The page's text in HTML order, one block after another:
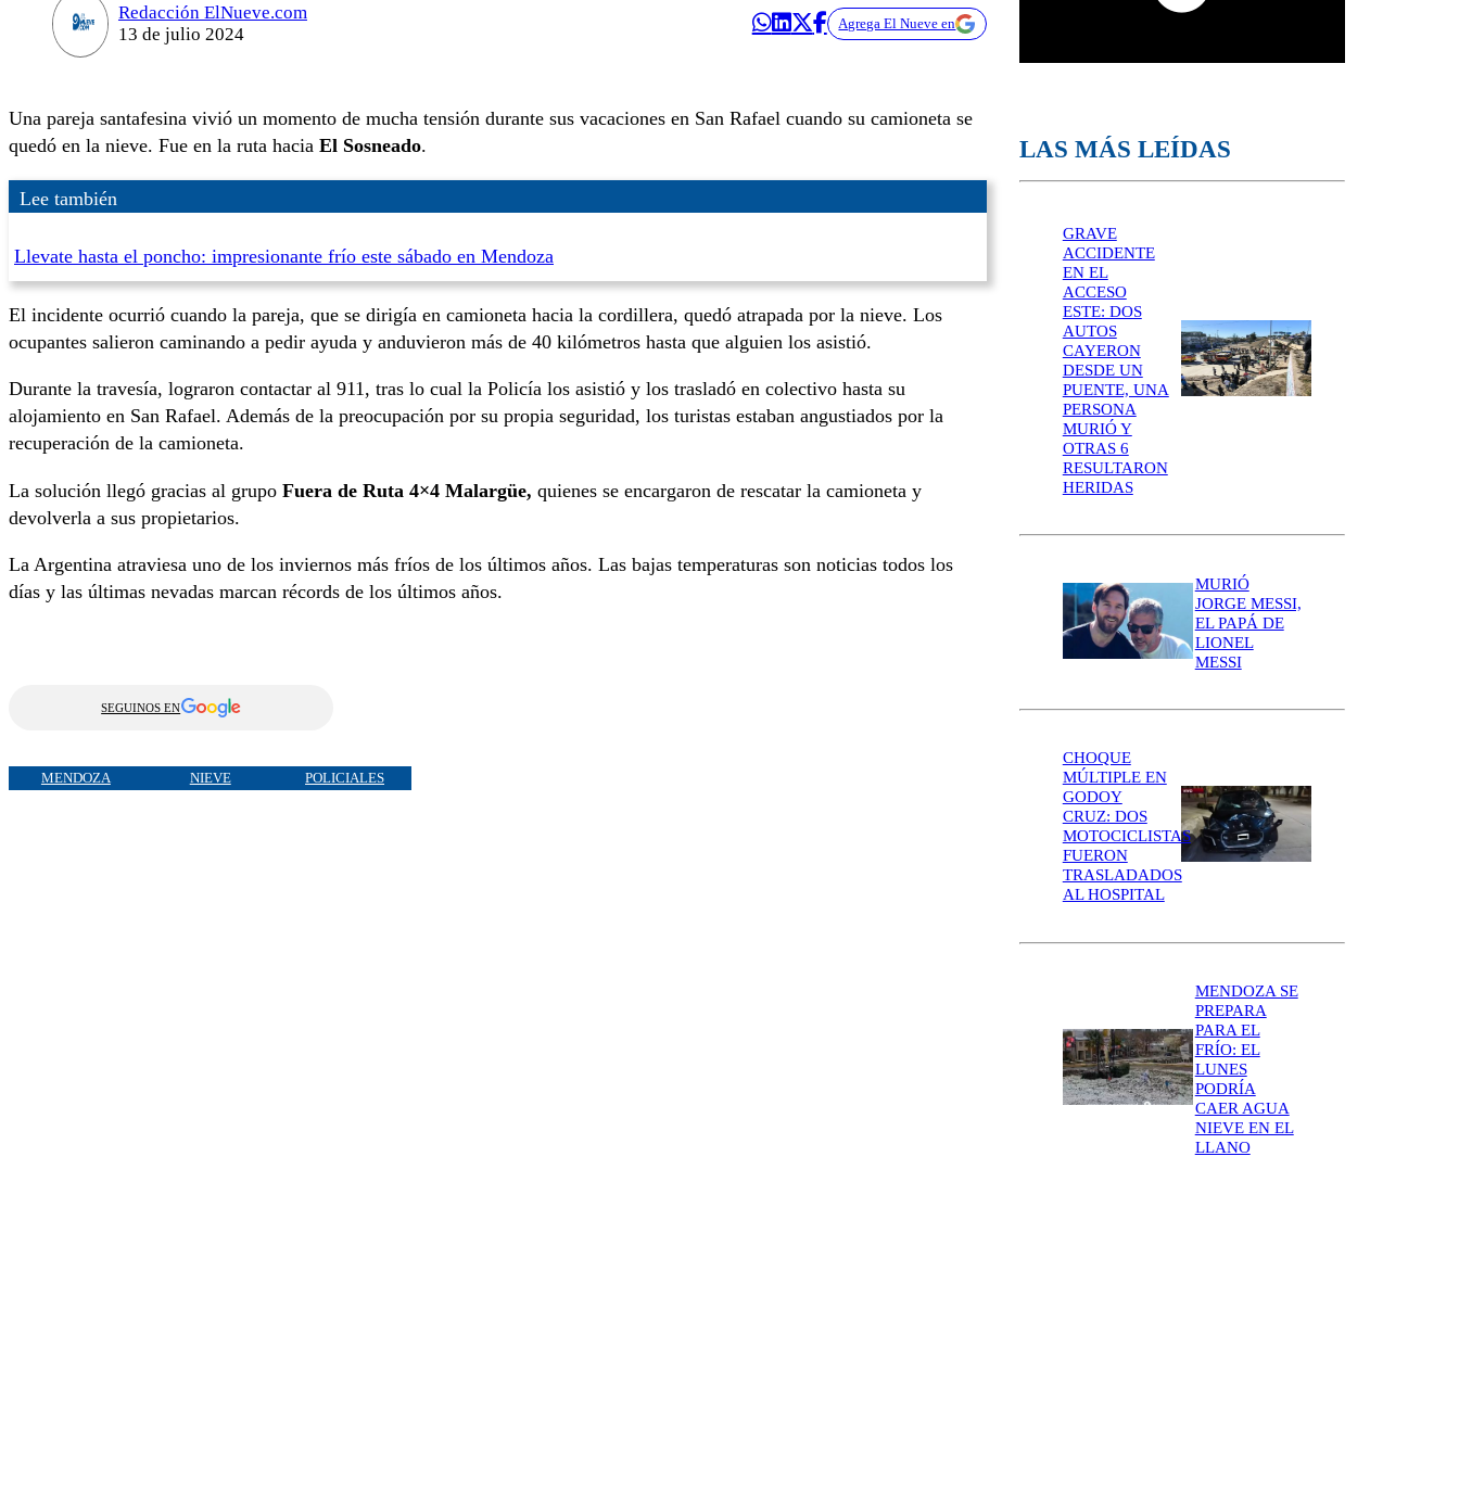
Redacción ElNueve.com
13 de julio 2024
Agrega El Nueve en
Una pareja santafesina vivió un momento de mucha tensión durante sus vacaciones en San Rafael cuando su camioneta se
quedó en la nieve. Fue en la ruta hacia El Sosneado.
Lee también
Llevate hasta el poncho: impresionante frío este sábado en Mendoza
El incidente ocurrió cuando la pareja, que se dirigía en camioneta hacia la cordillera, quedó atrapada por la nieve. Los
ocupantes salieron caminando a pedir ayuda y anduvieron más de 40 kilómetros hasta que alguien los asistió.
Durante la travesía, lograron contactar al 911, tras lo cual la Policía los asistió y los trasladó en colectivo hasta su
alojamiento en San Rafael. Además de la preocupación por su propia seguridad, los turistas estaban angustiados por la
recuperación de la camioneta.
La solución llegó gracias al grupo Fuera de Ruta 4×4 Malargüe, quienes se encargaron de rescatar la camioneta y
devolverla a sus propietarios.
La Argentina atraviesa uno de los inviernos más fríos de los últimos años. Las bajas temperaturas son noticias todos los
días y las últimas nevadas marcan récords de los últimos años.
SEGUINOS EN
MENDOZA NIEVE POLICIALES
LAS MÁS LEÍDAS
GRAVE
ACCIDENTE
EN EL
ACCESO
ESTE: DOS
AUTOS
CAYERON
DESDE UN
PUENTE, UNA
PERSONA
MURIÓ Y
OTRAS 6
RESULTARON
HERIDAS
MURIÓ
JORGE MESSI,
EL PAPÁ DE
LIONEL
MESSI
CHOQUE
MÚLTIPLE EN
GODOY
CRUZ: DOS
MOTOCICLISTAS
FUERON
TRASLADADOS
AL HOSPITAL
MENDOZA SE
PREPARA
PARA EL
FRÍO: EL
LUNES
PODRÍA
CAER AGUA
NIEVE EN EL
LLANO